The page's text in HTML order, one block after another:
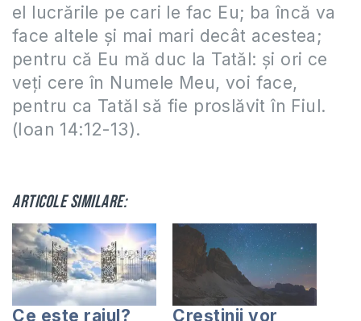
el lucrările pe cari le fac Eu; ba încă va
face altele şi mai mari decât acestea;
pentru că Eu mă duc la Tatăl: şi ori ce
veţi cere în Numele Meu, voi face,
pentru ca Tatăl să fie proslăvit în Fiul.
(Ioan 14:12-13).
Articole similare:
Ce este raiul?
Creștinii vor